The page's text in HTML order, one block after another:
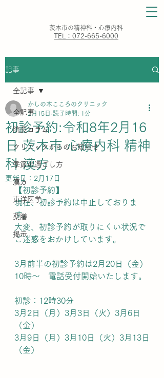
​茨木市の精神科・心療内科
TEL：072-665-6000
記事
全記事
院長コラム
クリニックからのお知らせ
季節の過ごし方
漢方
東洋医学
薬膳
掲示
全記事
初診予約:令和8年2月16
日 茨木市 心療内科 精神
科 漢方
かしの木こころのクリニック
2月15日 読了時間: 1分
更新日： 2月17日
【初診予約】
現在、初診予約は中止しておりま
す。
大変、初診予約が取りにくい状況で
ご迷惑をおかけしています。
3月前半の初診予約は2月20日（金）
10時〜　電話受付開始いたします。
初診：12時30分
3月2日（月）3月3日（火）3月6日
（金）
3月9日（月）3月10日（火）3月13日
（金）